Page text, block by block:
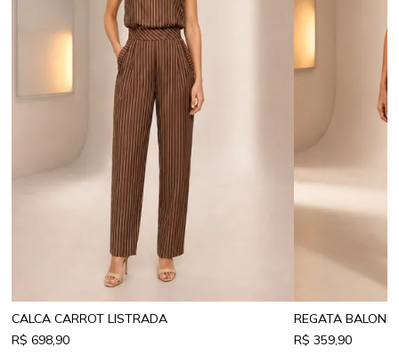
CALCA CARROT LISTRADA
R$ 698,90
REGATA BALONE
R$ 359,90